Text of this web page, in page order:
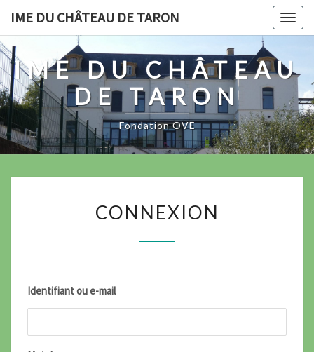
content
IME DU CHÂTEAU DE TARON
IME DU CHÂTEAU
DE TARON
Fondation OVE
CONNEXION
Identifiant ou e-mail